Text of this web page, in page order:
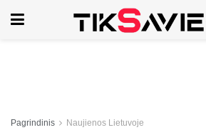
Pagrindinis Naujienos Lietuvoje